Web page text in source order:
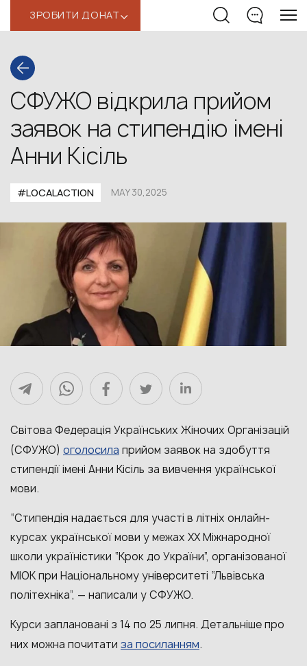
ЗРОБИТИ ДОНАТ‹
СФУЖО відкрила прийом
заявок на стипендію імені
Анни Кісіль
#LOCALACTION MAY 30,2025
Світова Федерація Українських Жіночих Організацій
(СФУЖО) оголосила прийом заявок на здобуття
стипендії імені Анни Кісіль за вивчення української
мови.
“Стипендія надається для участі в літніх онлайн-
курсах української мови у межах ХХ Міжнародної
школи україністики “Крок до України”, організованої
МІОК при Національному університеті “Львівська
політехніка”, — написали у СФУЖО.
Курси заплановані з 14 по 25 липня. Детальніше про
них можна почитати за посиланням.